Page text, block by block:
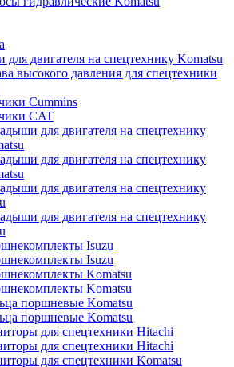
двигателя на спецтехнику Komatsu
высокого давления для спецтехники
Cummins
CAT
для двигателя на спецтехнику
для двигателя на спецтехнику
для двигателя на спецтехнику
для двигателя на спецтехнику
Isuzu
Isuzu
Komatsu
Komatsu
поршневые Komatsu
поршневые Komatsu
для спецтехники Hitachi
для спецтехники Hitachi
для спецтехники Komatsu